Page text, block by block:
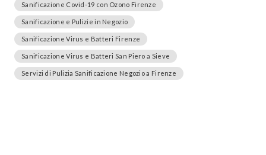
Sanificazione Covid-19 con Ozono Firenze
Sanificazione e Pulizie in Negozio
Sanificazione Virus e Batteri Firenze
Sanificazione Virus e Batteri San Piero a Sieve
Servizi di Pulizia Sanificazione Negozio a Firenze